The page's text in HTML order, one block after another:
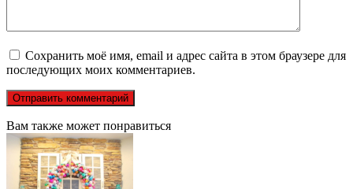
Сохранить моё имя, email и адрес сайта в этом браузере для
последующих моих комментариев.
Вам также может понравиться